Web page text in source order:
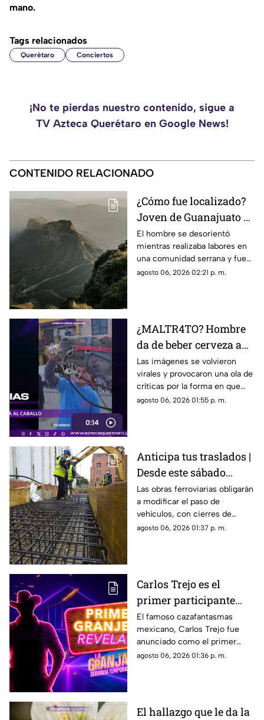
mano.
Tags relacionados
Querétaro Conciertos
¡No te pierdas nuestro contenido, sigue a
TV Azteca Querétaro en Google News!
CONTENIDO RELACIONADO
¿Cómo fue localizado?
Joven de Guanajuato es
encontrado en la Sierra
Gorda de Querétaro
El hombre se desorientó
mientras realizaba labores en
una comunidad serrana y fue
encontrado durante la noche
agosto 06, 2026 02:21 p. m.
0:14
¿MALTR4TO? Hombre
da de beber cerveza a
caballo tras desfile; así
reaccionó el animal
Las imágenes se volvieron
virales y provocaron una ola de
críticas por la forma en que
fue tratado el animal al
agosto 06, 2026 01:55 p. m.
Anticipa tus traslados |
Desde este sábado
cambiará por completo
la circulación en
Bernardo Quintana
Las obras ferroviarias obligarán
a modificar el paso de
vehículos, con cierres de
carriles y circulación en
agosto 06, 2026 01:37 p. m.
Carlos Trejo es el
primer participante
confirmado para la
segunda temporada de
'La Granja VIP’
El famoso cazafantasmas
mexicano, Carlos Trejo fue
anunciado como el primer
granjero oficial del reality show
agosto 06, 2026 01:36 p. m.
El hallazgo que le da la